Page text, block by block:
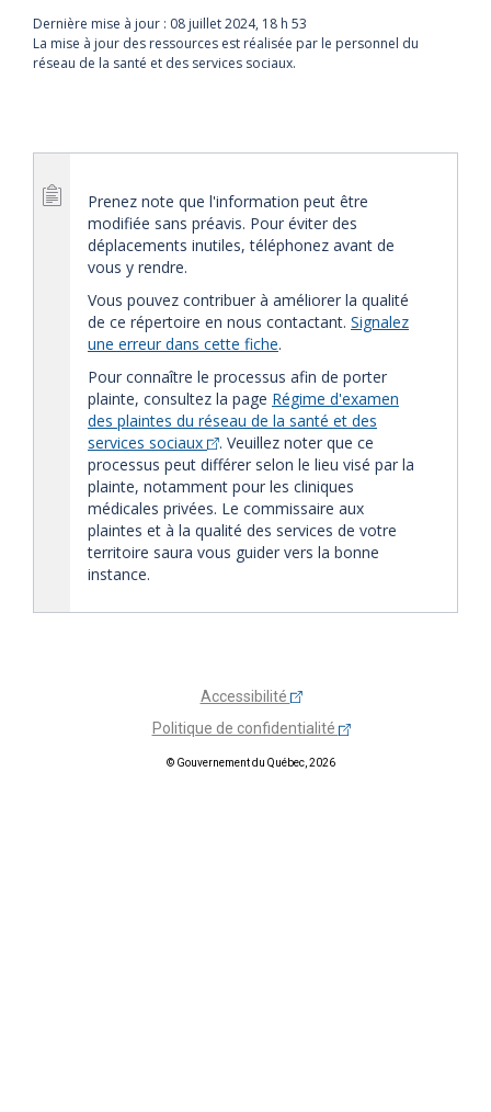
Dernière mise à jour : 08 juillet 2024, 18 h 53
La mise à jour des ressources est réalisée par le personnel du
réseau de la santé et des services sociaux.
Prenez note que l'information peut être
modifiée sans préavis. Pour éviter des
déplacements inutiles, téléphonez avant de
vous y rendre.
Vous pouvez contribuer à améliorer la qualité
de ce répertoire en nous contactant. Signalez
une erreur dans cette fiche.
Pour connaître le processus afin de porter
plainte, consultez la page Régime d'examen
des plaintes du réseau de la santé et des
services sociaux
. Veuillez noter que ce
processus peut différer selon le lieu visé par la
plainte, notamment pour les cliniques
médicales privées. Le commissaire aux
plaintes et à la qualité des services de votre
territoire saura vous guider vers la bonne
instance.
Accessibilité
Politique de confidentialité
© Gouvernement du Québec, 2026